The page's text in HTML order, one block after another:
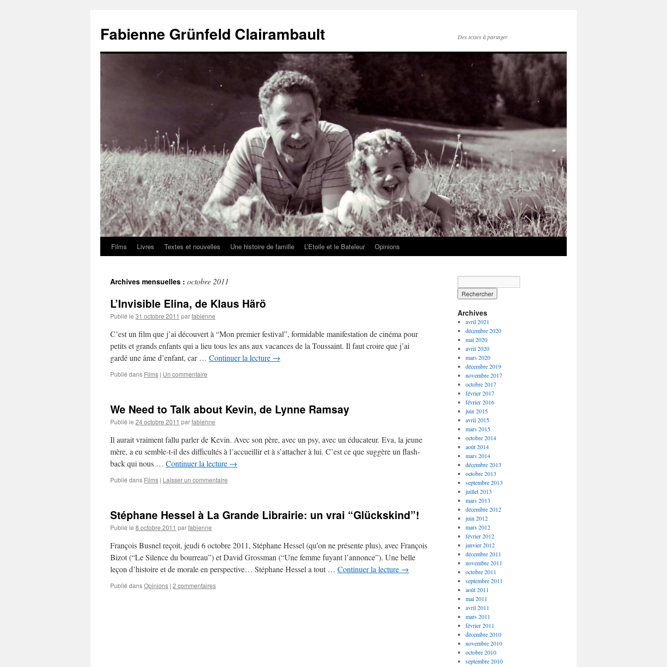
contenu
Fabienne Grünfeld Clairambault Des textes à partager
Films Livres Textes et nouvelles Une histoire de famille L’Etoile et le Bateleur Opinions
Archives mensuelles : octobre 2011
L’Invisible Elina, de Klaus Härö
Publié le 31 octobre 2011 parfabienne
C’est un film que j’ai découvert à “Mon premier festival”, formidable manifestation de cinéma pour
petits et grands enfants qui a lieu tous les ans aux vacances de la Toussaint. Il faut croire que j’ai
gardé une âme d’enfant, car … Continuer la lecture →
Publié dans Films | Un commentaire
We Need to Talk about Kevin, de Lynne Ramsay
Publié le 24 octobre 2011 parfabienne
Il aurait vraiment fallu parler de Kevin. Avec son père, avec un psy, avec un éducateur. Eva, la jeune
mère, a eu semble-t-il des difficultés à l’accueillir et à s’attacher à lui. C’est ce que suggère un flash-
back qui nous … Continuer la lecture →
Publié dans Films | Laisser un commentaire
Stéphane Hessel à La Grande Librairie: un vrai “Glückskind”!
Publié le 8 octobre 2011 parfabienne
François Busnel reçoit, jeudi 6 octobre 2011, Stéphane Hessel (qu’on ne présente plus), avec François
Bizot (“Le Silence du bourreau”) et David Grossman (“Une femme fuyant l’annonce”). Une belle
leçon d’histoire et de morale en perspective… Stéphane Hessel a tout … Continuer la lecture →
Publié dansOpinions | 2 commentaires
Archives
avril 2021
décembre 2020
mai 2020
avril 2020
mars 2020
décembre 2019
novembre 2017
octobre 2017
février 2017
février 2016
juin 2015
avril 2015
mars 2015
octobre 2014
août 2014
mars 2014
décembre 2013
octobre 2013
septembre 2013
juillet 2013
mars 2013
décembre 2012
juin 2012
mars 2012
février 2012
janvier 2012
décembre 2011
novembre 2011
octobre 2011
septembre 2011
août 2011
mai 2011
avril 2011
mars 2011
février 2011
décembre 2010
novembre 2010
octobre 2010
septembre 2010